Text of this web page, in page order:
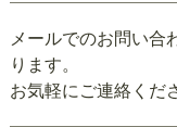
メールでのお問い合
ります。
お気軽にご連絡くだ